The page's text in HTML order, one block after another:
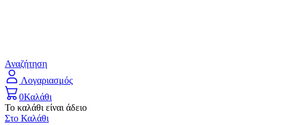
Αναζήτηση
Λογαριασμός
0Καλάθι
Το καλάθι είναι άδειο
Στο Καλάθι